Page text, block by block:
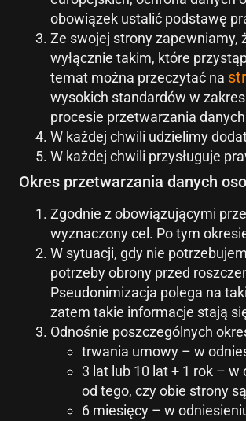
obowiązek ustalić podstawę
Ze swojej strony zapewniamy,
wyłącznie takim, które
temat można przeczytać na
wysokich standardów w
procesie przetwarzania
W każdej chwili udzielimy
W każdej chwili przysługuje
Okres przetwarzania danych
Zgodnie z obowiązującymi
wyznaczony cel. Po tym
W sytuacji, gdy nie
potrzeby obrony przed
Pseudonimizacja polega na
zatem takie informacje stają
Odnośnie poszczególnych
trwania umowy – w
3 lat lub 10 lat + 1 rok –
od tego, czy obie strony
6 miesięcy – w